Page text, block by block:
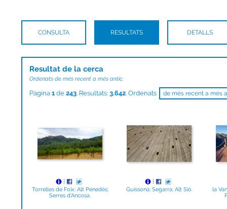
CONSULTA RESULTATS DETALLS
Resultat de la cerca
Ordenats de més recent a més antic.
Pàgina 1de 243. Resultats: 3.642. Ordenats
|
Torrelles de Foix; Alt Penedès;
Serres d’Ancosa.
|
Guissona; Segarra; Alt Sió.
la